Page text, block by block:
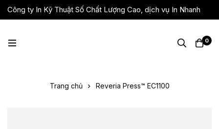
Công ty In Kỹ Thuật Số Chất Lượng Cao, dịch vụ In Nhanh
Giá Rẻ, Lấy Liền
0
Trang chủ Reveria Press™ EC1100